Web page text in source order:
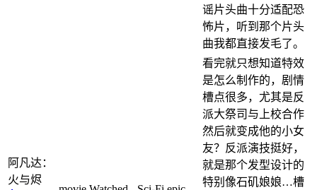
谣片头曲十分适配恐
怖片，听到那个片头
曲我都直接发毛了。
阿凡达：
火与烬
看完就只想知道特效
是怎么制作的，剧情
槽点很多，尤其是反
派大祭司与上校合作
然后就变成他的小女
友？反派演技挺好，
就是那个发型设计的
特别像石矶娘娘…槽